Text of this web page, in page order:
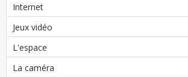
Internet
Jeux vidéo
L'espace
La caméra